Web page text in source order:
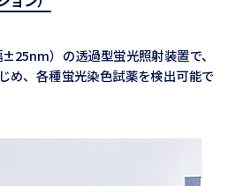
）の透過型蛍光照射装置で、
め、各種蛍光染色試薬を検出可能で